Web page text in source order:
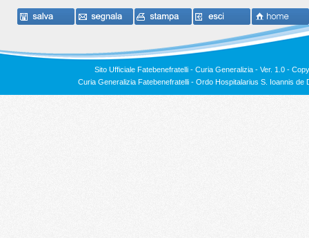
Sito Ufficiale Fatebenefratelli - Curia Generalizia - Ver. 1.0 -
Curia Generalizia Fatebenefratelli - Ordo Hospitalarius S. Ioannis